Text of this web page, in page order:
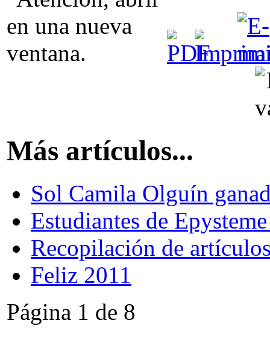
Más artículos...
Sol Camila Olguín
Estudiantes de
Recopilación de
Feliz 2011
Página 1 de 8